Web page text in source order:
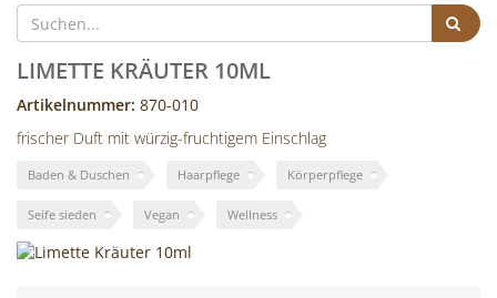
selbermachen
ist
so
einfach
wie
bunte
LIMETTE KRÄUTER 10ML
Artikelnummer: 870-010
frischer Duft mit würzig-fruchtigem Einschlag
Baden & Duschen Haarpflege Körperpflege
Seife sieden Vegan Wellness